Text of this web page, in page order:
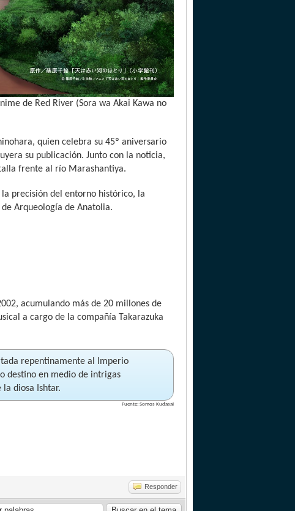
de Red River (Sora wa Akai Kawa no
quien celebra su 45º aniversario
su publicación. Junto con la noticia,
frente al río Marashantiya.
la precisión del entorno histórico, la
Arqueología de Anatolia.
acumulando más de 20 millones de
a cargo de la compañía Takarazuka
repentinamente al Imperio
destino en medio de intrigas
diosa Ishtar.
Fuente: Somos Kudasai
Responder